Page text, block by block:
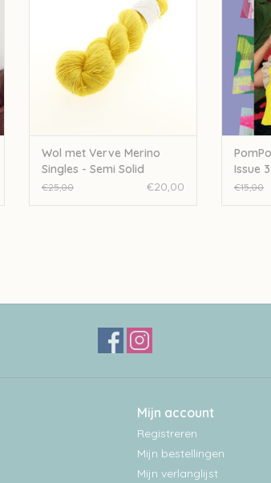
TOEVOEGEN AAN WINKELWAGEN
Wol met Verve Merino
Singles - Semi Solid
Sunshine
€25,00 €20,00
Issue
€15,00
Mijn account
Registreren
Mijn bestellingen
Mijn verlanglijst